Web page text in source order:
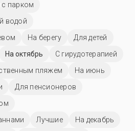
парком
водой
На берегу
Для детей
На октябрь
С гирудотерапией
пляжем
На июнь
Для пенсионеров
Лучшие
На декабрь